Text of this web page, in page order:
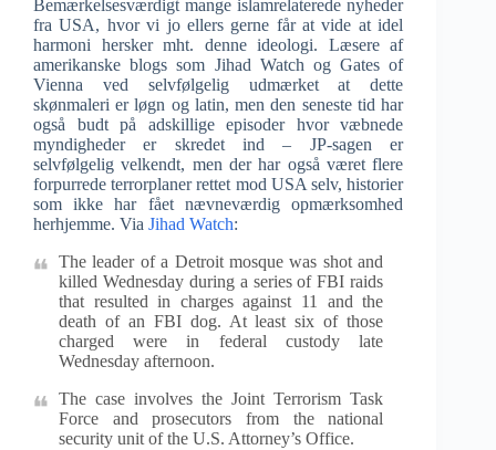
Bemærkelsesværdigt mange islamrelaterede nyheder
fra USA, hvor vi jo ellers gerne får at vide at idel
harmoni hersker mht. denne ideologi. Læsere af
amerikanske blogs som Jihad Watch og Gates of
Vienna ved selvfølgelig udmærket at dette
skønmaleri er løgn og latin, men den seneste tid har
også budt på adskillige episoder hvor væbnede
myndigheder er skredet ind – JP-sagen er
selvfølgelig velkendt, men der har også været flere
forpurrede terrorplaner rettet mod USA selv, historier
som ikke har fået nævneværdig opmærksomhed
herhjemme. Via Jihad Watch:
The leader of a Detroit mosque was shot and
killed Wednesday during a series of FBI raids
that resulted in charges against 11 and the
death of an FBI dog. At least six of those
charged were in federal custody late
Wednesday afternoon.
The case involves the Joint Terrorism Task
Force and prosecutors from the national
security unit of the U.S. Attorney’s Office.